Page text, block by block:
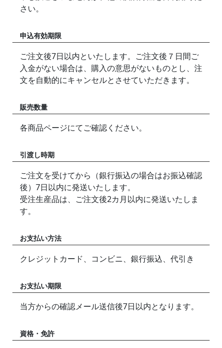
さい。
申込有効期限
ご注文後7日以内といたします。ご注文後７日間ご
入金がない場合は、購入の意思がないものとし、注
文を自動的にキャンセルとさせていただきます。
販売数量
各商品ページにてご確認ください。
引渡し時期
ご注文を受けてから（銀行振込の場合はお振込確認
後）7日以内に発送いたします。
受注生産品は、ご注文後2カ月以内に発送いたしま
す。
お支払い方法
クレジットカード、コンビニ、銀行振込、代引き
お支払い期限
当方からの確認メール送信後7日以内となります。
資格・免許